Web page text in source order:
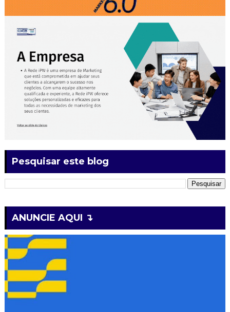
Pesquisar este blog
ANUNCIE AQUI ↴